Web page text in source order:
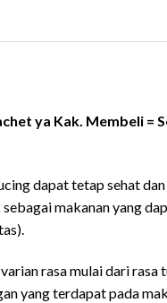
ya Kak. Membeli =
dapat tetap sehat
makanan yang
rasa mulai dari rasa
yang terdapat pada